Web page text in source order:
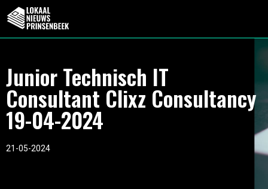
Junior Technisch IT
Consultant Clixz Consultancy
19-04-2024
21-05-2024